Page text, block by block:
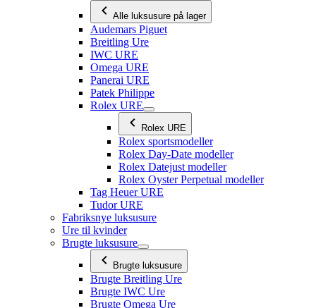
Alle luksusure på lager
Audemars Piguet
Breitling Ure
IWC URE
Omega URE
Panerai URE
Patek Philippe
Rolex URE
Rolex URE
Rolex sportsmodeller
Rolex Day-Date modeller
Rolex Datejust modeller
Rolex Oyster Perpetual modeller
Tag Heuer URE
Tudor URE
Fabriksnye luksusure
Ure til kvinder
Brugte luksusure
Brugte luksusure
Brugte Breitling Ure
Brugte IWC Ure
Brugte Omega Ure